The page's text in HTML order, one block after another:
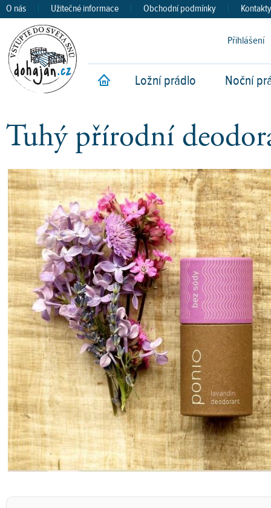
O nás | Užitečné informace | Obchodní podmínky | Kontakty
Přihlášení
Úvod
Ložní prádlo Noční
Tuhý přírodní